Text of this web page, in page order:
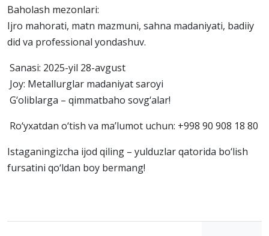
Baholash mezonlari:
Ijro mahorati, matn mazmuni, sahna madaniyati, badiiy
did va professional yondashuv.
Sanasi: 2025-yil 28-avgust
Joy: Metallurglar madaniyat saroyi
G‘oliblarga – qimmatbaho sovg‘alar!
Ro‘yxatdan o‘tish va ma’lumot uchun: +998 90 908 18 80
Istaganingizcha ijod qiling – yulduzlar qatorida bo‘lish
fursatini qo‘ldan boy bermang!